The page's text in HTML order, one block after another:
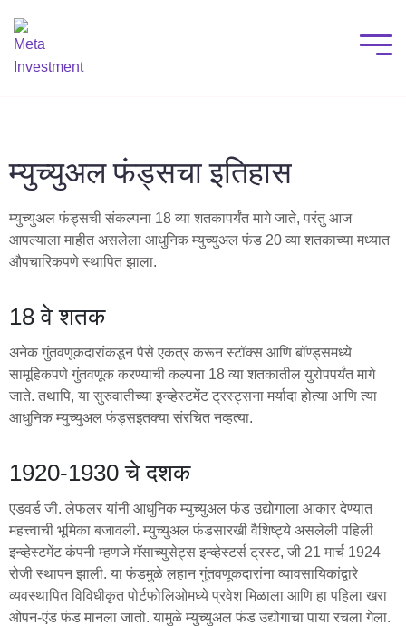
म्युच्युअल फंड्सचा इतिहास
म्युच्युअल फंड्सची संकल्पना 18 व्या शतकापर्यंत मागे जाते, परंतु आज
आपल्याला माहीत असलेला आधुनिक म्युच्युअल फंड 20 व्या शतकाच्या मध्यात
औपचारिकपणे स्थापित झाला.
18 वे शतक
अनेक गुंतवणूकदारांकडून पैसे एकत्र करून स्टॉक्स आणि बॉण्ड्समध्ये
सामूहिकपणे गुंतवणूक करण्याची कल्पना 18 व्या शतकातील युरोपपर्यंत मागे
जाते. तथापि, या सुरुवातीच्या इन्व्हेस्टमेंट ट्रस्ट्सना मर्यादा होत्या आणि त्या
आधुनिक म्युच्युअल फंड्सइतक्या संरचित नव्हत्या.
1920-1930 चे दशक
एडवर्ड जी. लेफलर यांनी आधुनिक म्युच्युअल फंड उद्योगाला आकार देण्यात
महत्त्वाची भूमिका बजावली. म्युच्युअल फंडसारखी वैशिष्ट्ये असलेली पहिली
इन्व्हेस्टमेंट कंपनी म्हणजे मॅसाच्युसेट्स इन्व्हेस्टर्स ट्रस्ट, जी 21 मार्च 1924
रोजी स्थापन झाली. या फंडमुळे लहान गुंतवणूकदारांना व्यावसायिकांद्वारे
व्यवस्थापित विविधीकृत पोर्टफोलिओमध्ये प्रवेश मिळाला आणि हा पहिला खरा
ओपन-एंड फंड मानला जातो. यामुळे म्युच्युअल फंड उद्योगाचा पाया रचला गेला.